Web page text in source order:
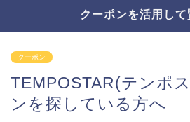
クーポンを活用し
クーポン
TEMPOSTAR(テンポ
ンを探している方へ